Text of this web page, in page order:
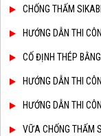
CHỐNG THẤM
HƯỚNG DẪN THI
CỐ ĐỊNH THÉP
HƯỚNG DẪN THI
HƯỚNG DẪN THI
VỮA CHỐNG THẤM